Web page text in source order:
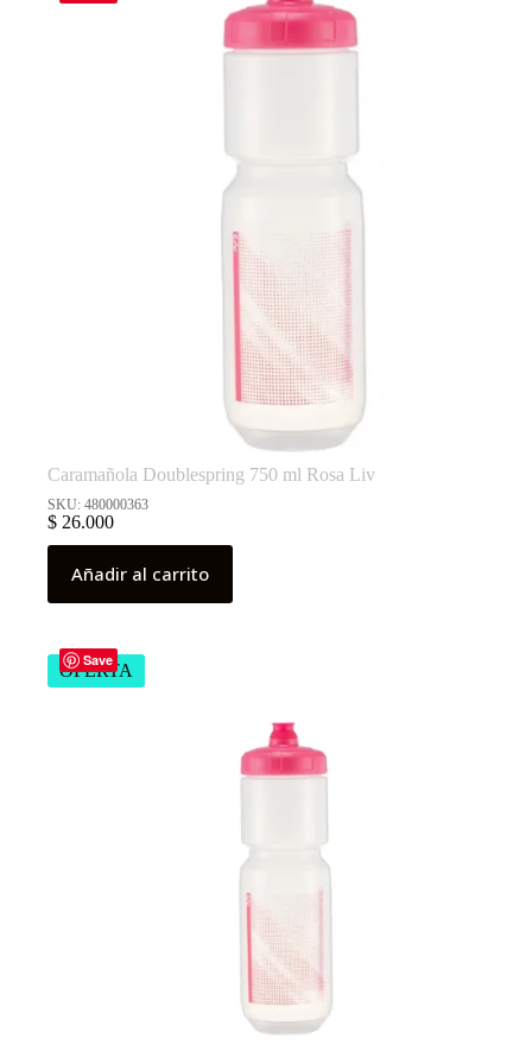
Caramañola Doublespring 750 ml Rosa Liv
SKU: 480000363
$ 26.000
Añadir al carrito
Save
OFERTA